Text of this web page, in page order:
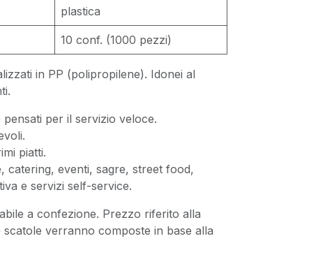
plastica
10 conf. (1000 pezzi)
in PP (polipropilene). Idonei al
pensati per il servizio veloce.
piatti.
catering, eventi, sagre, street food,
e servizi self-service.
a confezione. Prezzo riferito alla
verranno composte in base alla